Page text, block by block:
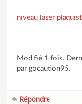
niveau laser
Modifié 1 fois.
par gocaution95.
Répondre